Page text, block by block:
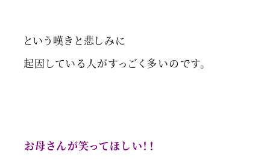
という嘆きと悲しみに
起因している人がすっごく多いのです。
お母さんが笑ってほしい！！